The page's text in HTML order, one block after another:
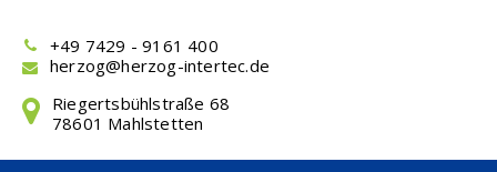
content +49 7429 - 9161 400
herzog@herzog-intertec.de
Riegertsbühlstraße 68
78601 Mahlstetten